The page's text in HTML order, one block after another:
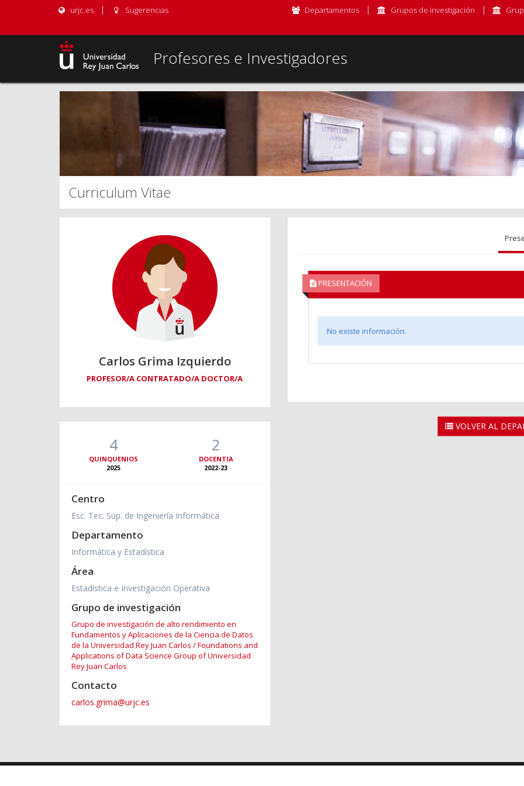
urjc.es Sugerencias Departamentos Grupos de investigación
Profesores e Investigadores
Curriculum Vitae
Carlos Grima Izquierdo
PROFESOR/A CONTRATADO/A DOCTOR/A
4
QUINQUENIOS
2025
2
DOCENTIA
2022-23
Centro
Esc. Tec. Sup. de Ingeniería Informática
Departamento
Informática y Estadística
Área
Estadística e Investigación Operativa
Grupo de investigación
Grupo de investigación de alto rendimiento en
Fundamentos y Aplicaciones de la Ciencia de Datos
de la Universidad Rey Juan Carlos / Foundations and
Applications of Data Science Group of Universidad
Rey Juan Carlos
Contacto
carlos.grima@urjc.es
PRESENTACIÓN
No existe información.
VOLVER AL